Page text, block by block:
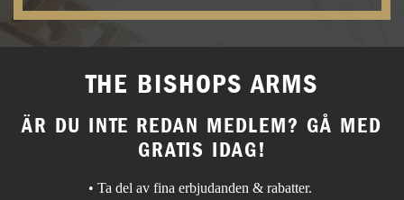
THE BISHOPS ARMS
ÄR DU INTE REDAN MEDLEM? GÅ MED
GRATIS IDAG!
• Ta del av fina erbjudanden & rabatter.